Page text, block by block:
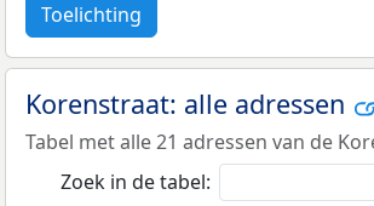
Toelichting
Korenstraat: alle adressen
Tabel met alle 21 adressen van de
Zoek in de tabel: